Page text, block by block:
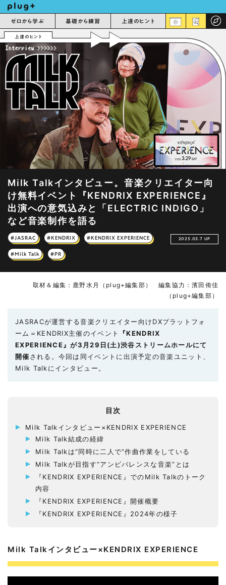
ゼロから学ぶ 基礎から練習 上達のヒント
上達のヒント
Milk Talkインタビュー。音楽クリエイター向
け無料イベント『KENDRIX EXPERIENCE』
出演への意気込みと「ELECTRIC INDIGO」
など音楽制作を語る
#JASRAC #KENDRIX #KENDRIX EXPERIENCE
#Milk Talk #PR
2025.03.7 UP
取材＆編集：鹿野水月（plug+編集部） 編集協力：濱田侑佳
（plug+編集部）
JASRACが運営する音楽クリエイター向けDXプラットフォ
ーム＝KENDRIX主催のイベント
『KENDRIX
EXPERIENCE』が3月29日(土)渋谷ストリームホールにて
開催される。今回は同イベントに出演予定の音楽ユニット、
Milk Talkにインタビュー。
目次
Milk Talkインタビュー×KENDRIX EXPERIENCE
Milk Talk結成の経緯
Milk Talkは“同時に二人で”作曲作業をしている
Milk Talkが目指す“アンビバレンスな音楽”とは
『KENDRIX EXPERIENCE』でのMilk Talkのトーク
内容
『KENDRIX EXPERIENCE』開催概要
『KENDRIX EXPERIENCE』2024年の様子
Milk Talkインタビュー×KENDRIX EXPERIENCE